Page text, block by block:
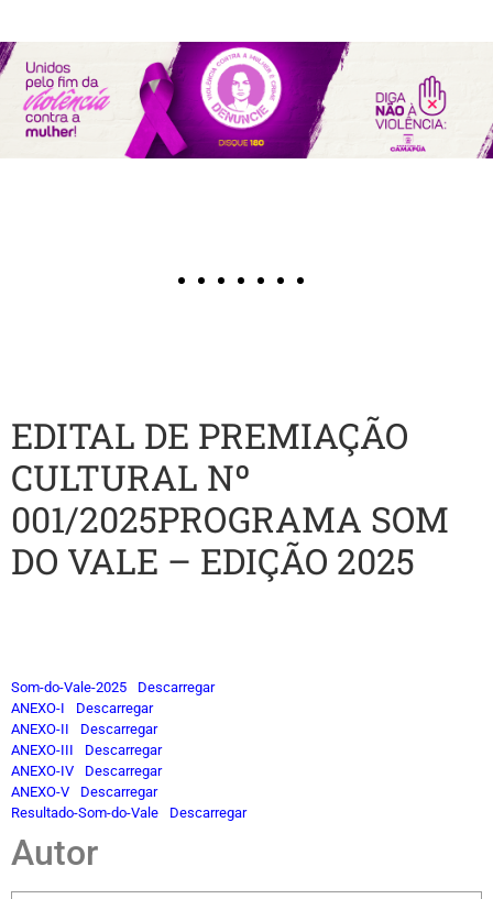
EDITAL DE PREMIAÇÃO
CULTURAL Nº
001/2025PROGRAMA SOM
DO VALE – EDIÇÃO 2025
Som-do-Vale-2025
Descarregar
ANEXO-I
Descarregar
ANEXO-II
Descarregar
ANEXO-III
Descarregar
ANEXO-IV
Descarregar
ANEXO-V
Descarregar
Resultado-Som-do-Vale
Descarregar
Autor